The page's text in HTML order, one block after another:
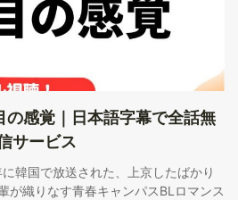
の感覚｜日本語字幕で全話無
サービス
韓国で放送された、上京したばかり
が織りなす青春キャンパスBLロマンス